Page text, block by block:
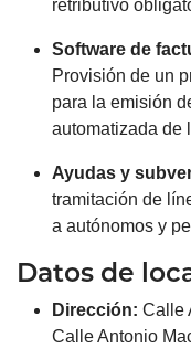
retributivo
Software de
Provisión de un
para la emisión
automatizada de
Ayudas y
tramitación de
a autónomos y
Datos de
Dirección: Calle
Calle Antonio